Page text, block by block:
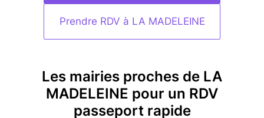
Prendre RDV à LA MADELEINE
Les mairies proches de LA
MADELEINE pour un RDV
passeport rapide